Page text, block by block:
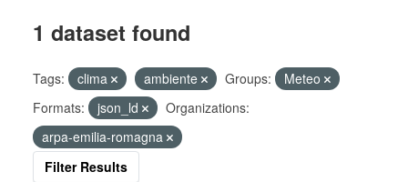
1 dataset found
Tags: clima ambiente Groups:
Meteo
Formats:
json_ld
Organizations:
arpa-emilia-romagna
Filter Results